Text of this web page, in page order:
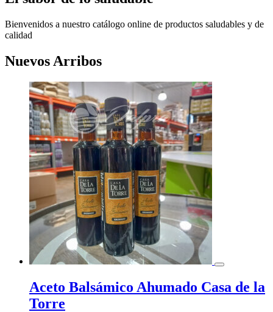
Bienvenidos a nuestro catálogo online de productos saludables y de
calidad
Nuevos Arribos
Aceto Balsámico Ahumado Casa de la
Torre